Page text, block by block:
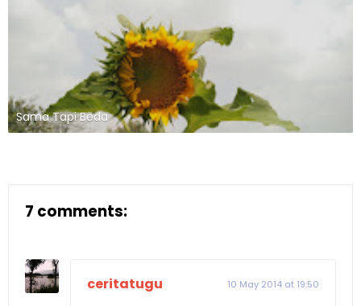
Sama Tapi Beda
7 comments:
ceritatugu 10 May 2014 at 19:50